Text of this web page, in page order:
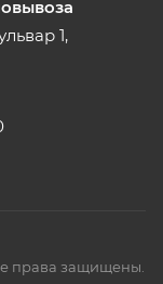
1,
права защищены.